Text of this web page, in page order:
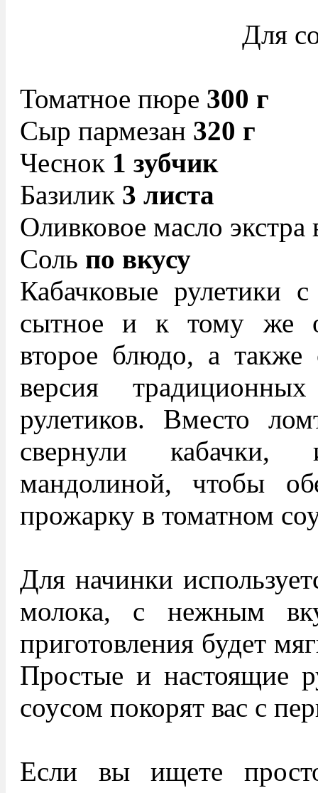
Для
Томатное пюре 300 г
Сыр пармезан 320 г
Чеснок 1 зубчик
Базилик 3 листа
Оливковое масло
Соль по вкусу
Кабачковые рулетики
сытное и к тому же
второе блюдо, а также
версия
рулетиков. Вместо
свернули кабачки,
мандолиной, чтобы
прожарку в томатном
Для начинки
молока, с нежным
приготовления будет
Простые и настоящие
соусом покорят вас с
Если вы ищете